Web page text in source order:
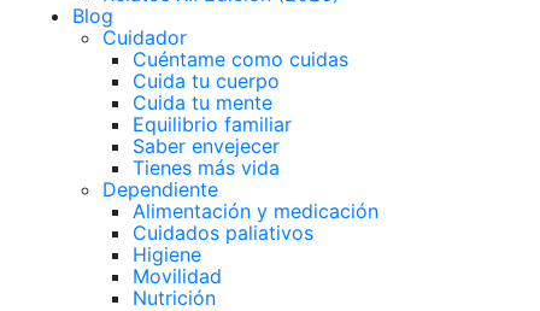
Blog
Cuidador
Cuéntame como cuidas
Cuida tu cuerpo
Cuida tu mente
Equilibrio familiar
Saber envejecer
Tienes más vida
Dependiente
Alimentación y medicación
Cuidados paliativos
Higiene
Movilidad
Nutrición